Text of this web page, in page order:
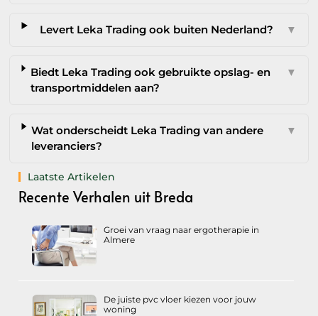
Levert Leka Trading ook buiten Nederland? ▼
Biedt Leka Trading ook gebruikte opslag- en
transportmiddelen aan?
▼
Wat onderscheidt Leka Trading van andere
leveranciers?
▼
Laatste Artikelen
Recente Verhalen uit Breda
Groei van vraag naar ergotherapie in
Almere
De juiste pvc vloer kiezen voor jouw
woning